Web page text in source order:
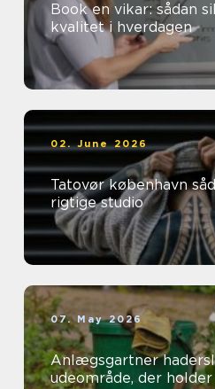
Book en vikar: sådan
kvalitet i hverdagen
02. June 2026
Tatovør københavn sådan vælger du det
rigtige studio
07. May 2026
Anlægsgartner haderslev sådan får
udeområde, der